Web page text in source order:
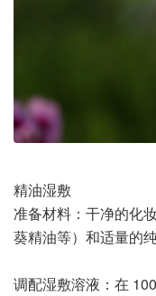
精油湿敷
准备材料：干净的化
葵精油等）和适量的纯
调配湿敷溶液：在